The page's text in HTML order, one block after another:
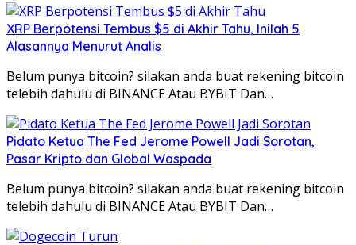
XRP Berpotensi Tembus $5 di Akhir Tahu, Inilah 5
Alasannya Menurut Analis
Belum punya bitcoin? silakan anda buat rekening bitcoin
telebih dahulu di BINANCE Atau BYBIT Dan…
Pidato Ketua The Fed Jerome Powell Jadi Sorotan,
Pasar Kripto dan Global Waspada
Belum punya bitcoin? silakan anda buat rekening bitcoin
telebih dahulu di BINANCE Atau BYBIT Dan…